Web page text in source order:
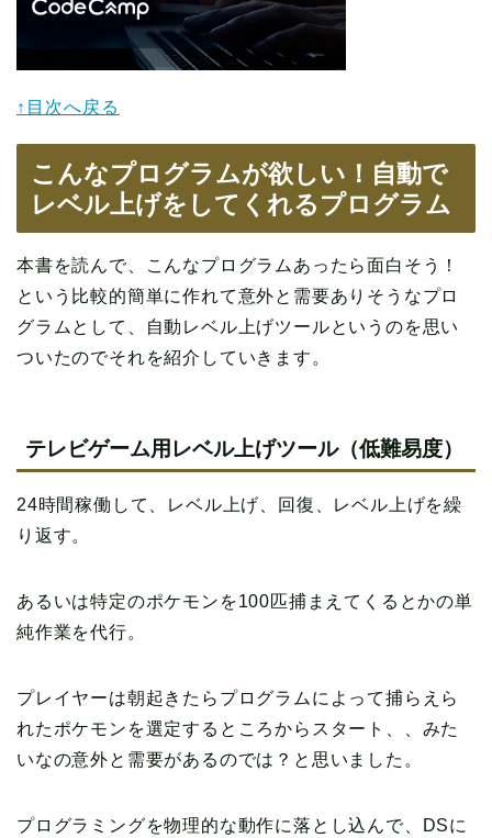
↑目次へ戻る
こんなプログラムが欲しい！自動で
レベル上げをしてくれるプログラム
本書を読んで、こんなプログラムあったら面白そう！
という比較的簡単に作れて意外と需要ありそうなプロ
グラムとして、自動レベル上げツールというのを思い
ついたのでそれを紹介していきます。
テレビゲーム用レベル上げツール（低難易度）
24時間稼働して、レベル上げ、回復、レベル上げを繰
り返す。
あるいは特定のポケモンを100匹捕まえてくるとかの単
純作業を代行。
プレイヤーは朝起きたらプログラムによって捕らえら
れたポケモンを選定するところからスタート、、みた
いなの意外と需要があるのでは？と思いました。
プログラミングを物理的な動作に落とし込んで、DSに